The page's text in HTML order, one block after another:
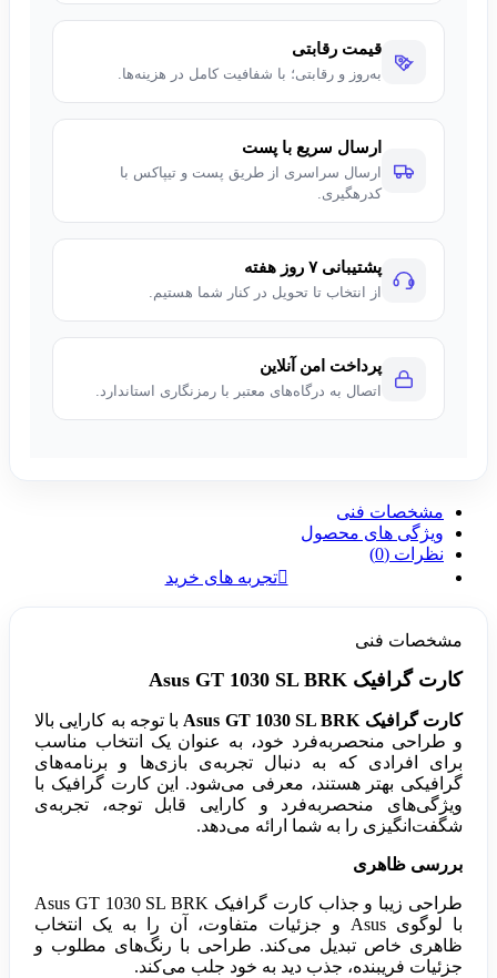
قیمت رقابتی
به‌روز و رقابتی؛ با شفافیت کامل در هزینه‌ها.
ارسال سریع با پست
ارسال سراسری از طریق پست و تیپاکس با
کدرهگیری.
پشتیبانی ۷ روز هفته
از انتخاب تا تحویل در کنار شما هستیم.
پرداخت امن آنلاین
اتصال به درگاه‌های معتبر با رمزنگاری استاندارد.
مشخصات فنی
ویژگی های محصول
نظرات (0)
تجربه های خرید
مشخصات فنی
‌کارت گرافیک Asus GT 1030 SL BRK
کارت گرافیک Asus GT 1030 SL BRK
با توجه به کارایی بالا
و طراحی منحصربه‌فرد خود، به عنوان یک انتخاب مناسب
برای افرادی که به دنبال تجربه‌ی بازی‌ها و برنامه‌های
گرافیکی بهتر هستند، معرفی می‌شود. این کارت گرافیک با
ویژگی‌های منحصربه‌فرد و کارایی قابل توجه، تجربه‌ی
شگفت‌انگیزی را به شما ارائه می‌دهد.
بررسی ظاهری
طراحی زیبا و جذاب کارت گرافیک Asus GT 1030 SL BRK
با لوگوی Asus و جزئیات متفاوت، آن را به یک انتخاب
ظاهری خاص تبدیل می‌کند. طراحی با رنگ‌های مطلوب و
جزئیات فریبنده، جذب دید به خود جلب می‌کند.